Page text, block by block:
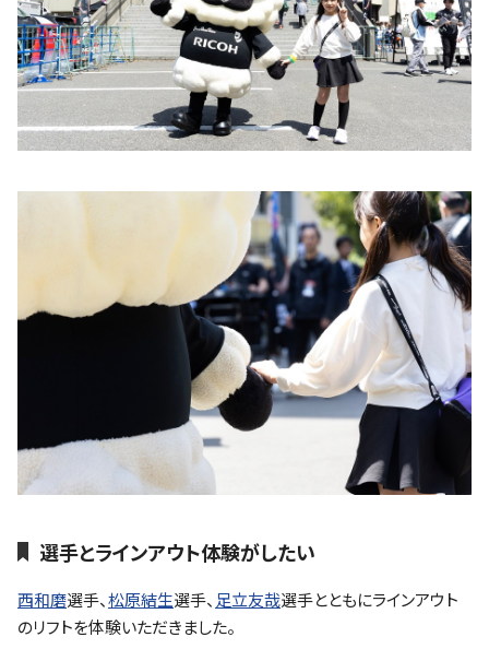
選手とラインアウト体験がしたい
西和磨選手、松原結生選手、 足立友哉選手とともにラインアウト
のリフトを体験いただきました。